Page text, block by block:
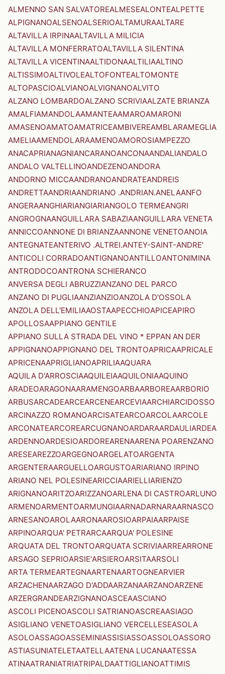
ALMENNO SAN SALVATOREALMESEALONTEALPETTE
ALPIGNANOALSENOALSERIOALTAMURAALTARE
ALTAVILLA IRPINAALTAVILLA MILICIA
ALTAVILLA MONFERRATOALTAVILLA SILENTINA
ALTAVILLA VICENTINAALTIDONAALTILIAALTINO
ALTISSIMOALTIVOLEALTOFONTEALTOMONTE
ALTOPASCIOALVIANOALVIGNANOALVITO
ALZANO LOMBARDOALZANO SCRIVIAALZATE BRIANZA
AMALFIAMANDOLAAMANTEAAMAROAMARONI
AMASENOAMATOAMATRICEAMBIVEREAMBLARAMEGLIA
AMELIAAMENDOLARAAMENOAMOROSIAMPEZZO
ANACAPRIANAGNIANCARANOANCONAANDALIANDALO
ANDALO VALTELLINOANDEZENOANDORA
ANDORNO MICCAANDRANOANDRATEANDREIS
ANDRETTAANDRIAANDRIANO .ANDRIAN.ANELAANFO
ANGERAANGHIARIANGIARIANGOLO TERMEANGRI
ANGROGNAANGUILLARA SABAZIAANGUILLARA VENETA
ANNICCOANNONE DI BRIANZAANNONE VENETOANOIA
ANTEGNATEANTERIVO .ALTREI.ANTEY-SAINT-ANDRE'
ANTICOLI CORRADOANTIGNANOANTILLOANTONIMINA
ANTRODOCOANTRONA SCHIERANCO
ANVERSA DEGLI ABRUZZIANZANO DEL PARCO
ANZANO DI PUGLIAANZIANZIOANZOLA D'OSSOLA
ANZOLA DELL'EMILIAAOSTAAPECCHIOAPICEAPIRO
APOLLOSAAPPIANO GENTILE
APPIANO SULLA STRADA DEL VINO * EPPAN AN DER
APPIGNANOAPPIGNANO DEL TRONTOAPRICAAPRICALE
APRICENAAPRIGLIANOAPRILIAAQUARA
AQUILA D'ARROSCIAAQUILEIAAQUILONIAAQUINO
ARADEOARAGONAARAMENGOARBAARBOREAARBORIO
ARBUSARCADEARCEARCENEARCEVIAARCHIARCIDOSSO
ARCINAZZO ROMANOARCISATEARCOARCOLAARCOLE
ARCONATEARCOREARCUGNANOARDARAARDAULIARDEA
ARDENNOARDESIOARDOREARENAARENA POARENZANO
ARESEAREZZOARGEGNOARGELATOARGENTA
ARGENTERAARGUELLOARGUSTOARIARIANO IRPINO
ARIANO NEL POLESINEARICCIAARIELLIARIENZO
ARIGNANOARITZOARIZZANOARLENA DI CASTROARLUNO
ARMENOARMENTOARMUNGIAARNADARNARAARNASCO
ARNESANOAROLAARONAAROSIOARPAIAARPAISE
ARPINOARQUA' PETRARCAARQUA' POLESINE
ARQUATA DEL TRONTOARQUATA SCRIVIAARREARRONE
ARSAGO SEPRIOARSIE'ARSIEROARSITAARSOLI
ARTA TERMEARTEGNAARTENAARTOGNEARVIER
ARZACHENAARZAGO D'ADDAARZANAARZANOARZENE
ARZERGRANDEARZIGNANOASCEAASCIANO
ASCOLI PICENOASCOLI SATRIANOASCREAASIAGO
ASIGLIANO VENETOASIGLIANO VERCELLESEASOLA
ASOLOASSAGOASSEMINIASSISIASSOASSOLOASSORO
ASTIASUNIATELETAATELLAATENA LUCANAATESSA
ATINAATRANIATRIATRIPALDAATTIGLIANOATTIMIS